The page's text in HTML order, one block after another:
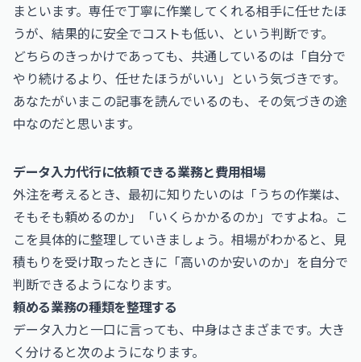
まといます。専任で丁寧に作業してくれる相手に任せたほ
うが、結果的に安全でコストも低い、という判断です。
どちらのきっかけであっても、共通しているのは「自分で
やり続けるより、任せたほうがいい」という気づきです。
あなたがいまこの記事を読んでいるのも、その気づきの途
中なのだと思います。
データ入力代行に依頼できる業務と費用相場
外注を考えるとき、最初に知りたいのは「うちの作業は、
そもそも頼めるのか」「いくらかかるのか」ですよね。こ
こを具体的に整理していきましょう。相場がわかると、見
積もりを受け取ったときに「高いのか安いのか」を自分で
判断できるようになります。
頼める業務の種類を整理する
データ入力と一口に言っても、中身はさまざまです。大き
く分けると次のようになります。